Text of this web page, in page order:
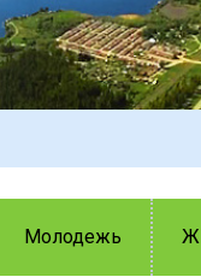
Молодежь